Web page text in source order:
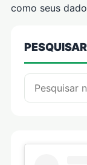
como seus
PESQUISAR
Pesquisar por: